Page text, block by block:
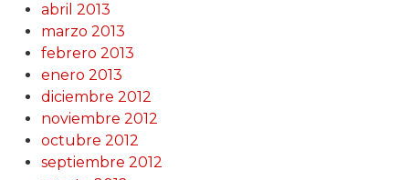
abril 2013
marzo 2013
febrero 2013
enero 2013
diciembre 2012
noviembre 2012
octubre 2012
septiembre 2012